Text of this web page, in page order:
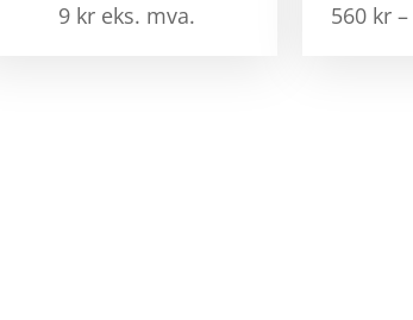
9 kr eks. mva. 560 kr –